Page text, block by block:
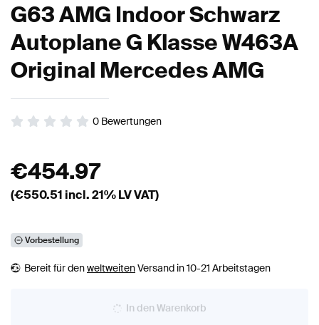
G63 AMG Indoor Schwarz
Autoplane G Klasse W463A
Original Mercedes AMG
0 Bewertungen
€454.97
(€550.51 incl. 21% LV VAT)
Vorbestellung
Bereit für denweltweitenVersand in 10-21 Arbeitstagen
In den Warenkorb